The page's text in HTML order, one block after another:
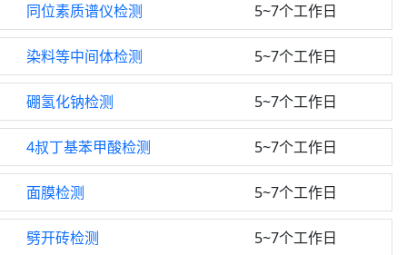
同位素质谱仪检测 5~7个工作日
染料等中间体检测 5~7个工作日
硼氢化钠检测 5~7个工作日
4叔丁基苯甲酸检测 5~7个工作日
面膜检测 5~7个工作日
劈开砖检测 5~7个工作日